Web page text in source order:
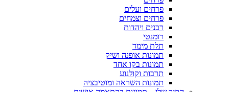
פרחים ועלים
פרחים וצמחים
רבנים ויהדות
רומנטי
תלת מימד
תמונות אופנה ושיק
תמונות בקו אחד
תרבות וקולנוע
תמונות השראה ומוטיבציה